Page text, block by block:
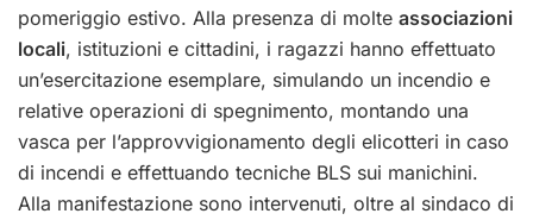
pomeriggio estivo. Alla presenza di molte associazioni
locali, istituzioni e cittadini, i ragazzi hanno effettuato
un’esercitazione esemplare, simulando un incendio e
relative operazioni di spegnimento, montando una
vasca per l’approvvigionamento degli elicotteri in caso
di incendi e effettuando tecniche BLS sui manichini.
Alla manifestazione sono intervenuti, oltre al sindaco di